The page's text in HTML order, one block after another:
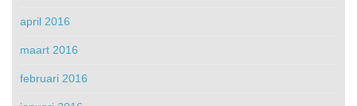
april 2016
maart 2016
februari 2016